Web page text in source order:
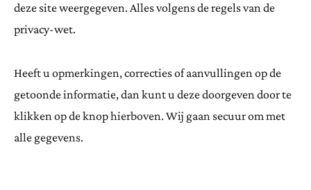
deze site weergegeven. Alles volgens de regels van de
privacy-wet.
Heeft u opmerkingen, correcties of aanvullingen op de
getoonde informatie, dan kunt u deze doorgeven door te
klikken op de knop hierboven. Wij gaan secuur om met
alle gegevens.